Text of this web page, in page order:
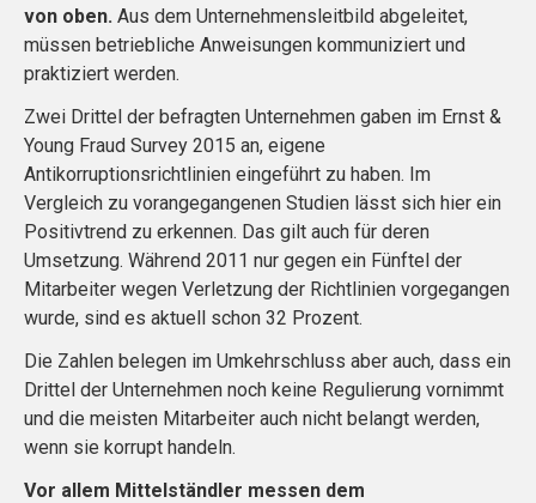
von oben. Aus dem Unternehmensleitbild abgeleitet,
müssen betriebliche Anweisungen kommuniziert und
praktiziert werden.
Zwei Drittel der befragten Unternehmen gaben im Ernst &
Young Fraud Survey 2015 an, eigene
Antikorruptionsrichtlinien eingeführt zu haben. Im
Vergleich zu vorangegangenen Studien lässt sich hier ein
Positivtrend zu erkennen. Das gilt auch für deren
Umsetzung. Während 2011 nur gegen ein Fünftel der
Mitarbeiter wegen Verletzung der Richtlinien vorgegangen
wurde, sind es aktuell schon 32 Prozent.
Die Zahlen belegen im Umkehrschluss aber auch, dass ein
Drittel der Unternehmen noch keine Regulierung vornimmt
und die meisten Mitarbeiter auch nicht belangt werden,
wenn sie korrupt handeln.
Vor allem Mittelständler messen dem